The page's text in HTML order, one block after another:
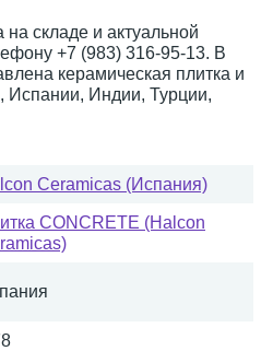
на складе и актуальной
+7 (983) 316-95-13. В
керамическая плитка и
Испании, Индии, Турции,
Ceramicas (Испания)
CONCRETE (Halcon